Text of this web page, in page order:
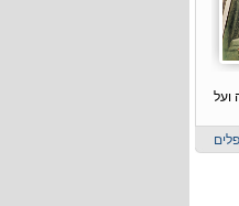
ועל